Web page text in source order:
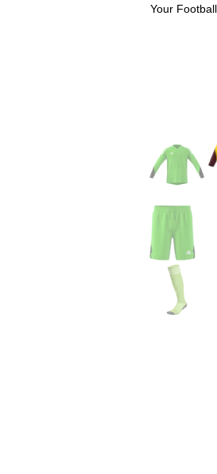
Your Football